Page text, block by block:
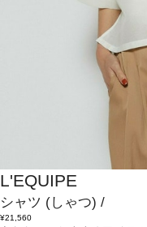
L'EQUIPE
シャツ (しゃつ) /
¥21,560